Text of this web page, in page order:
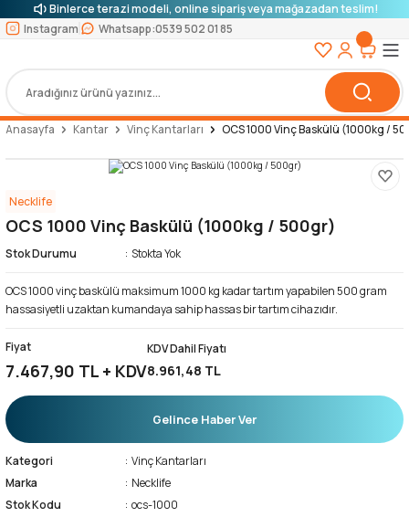
Binlerce terazi modeli, online sipariş veya mağazadan teslim!
Instagram
Whatsapp:0539 502 01 85
Anasayfa Kantar Vinç Kantarları OCS 1000 Vinç Baskülü (1000kg /
Necklife
OCS 1000 Vinç Baskülü (1000kg / 500gr)
Stok Durumu Stokta Yok
OCS 1000 vinç baskülü maksimum 1000 kg kadar tartım yapabilen 500 gram
hassasiyetli uzaktan kumandaya sahip hassas bir tartım cihazıdır.
Fiyat
7.467,90 TL + KDV
KDV Dahil Fiyatı
8.961,48 TL
Gelince Haber Ver
Kategori
Vinç Kantarları
Marka
Necklife
Stok Kodu
ocs-1000